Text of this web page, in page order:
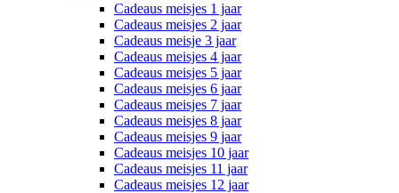
Cadeaus meisjes 1 jaar
Cadeaus meisjes 2 jaar
Cadeaus meisje 3 jaar
Cadeaus meisjes 4 jaar
Cadeaus meisjes 5 jaar
Cadeaus meisjes 6 jaar
Cadeaus meisjes 7 jaar
Cadeaus meisjes 8 jaar
Cadeaus meisjes 9 jaar
Cadeaus meisjes 10 jaar
Cadeaus meisjes 11 jaar
Cadeaus meisjes 12 jaar